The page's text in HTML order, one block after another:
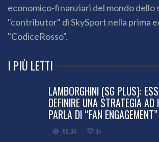
economico-finanziari del mondo dello
"contributor" di SkySport nella prima
"CodiceRosso".
I PIÙ LETTI
LAMBORGHINI (SG PLUS):
DEFINIRE UNA STRATEGIA
PARLA DI “FAN ENGAGEMENT”
99.8K 85